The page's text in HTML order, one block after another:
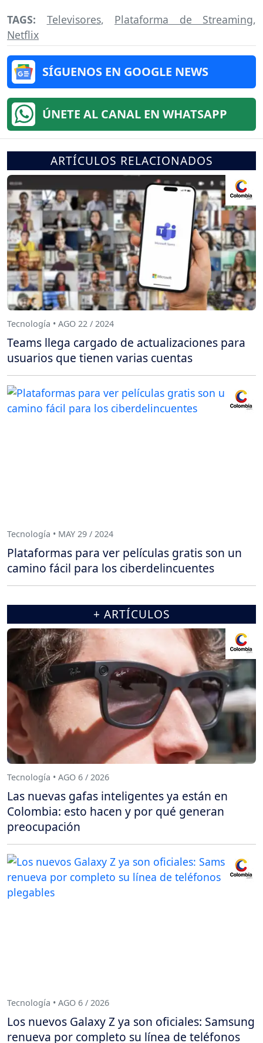
TAGS: Televisores, Plataforma de Streaming,
Netflix
SÍGUENOS EN GOOGLE NEWS
ÚNETE AL CANAL EN WHATSAPP
ARTÍCULOS RELACIONADOS
Tecnología • AGO 22 / 2024
Teams llega cargado de actualizaciones para
usuarios que tienen varias cuentas
Tecnología • MAY 29 / 2024
Plataformas para ver películas gratis son un
camino fácil para los ciberdelincuentes
+ ARTÍCULOS
Tecnología • AGO 6 / 2026
Las nuevas gafas inteligentes ya están en
Colombia: esto hacen y por qué generan
preocupación
Tecnología • AGO 6 / 2026
Los nuevos Galaxy Z ya son oficiales: Samsung
renueva por completo su línea de teléfonos